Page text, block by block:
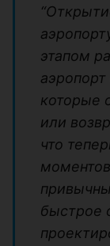
этапом
которые
или
что
быстрое